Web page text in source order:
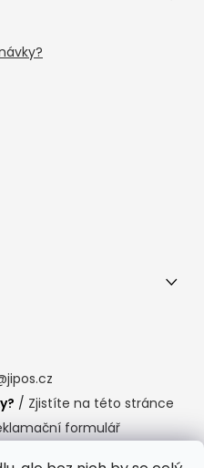
/ Zjistíte na této stránce
formulář